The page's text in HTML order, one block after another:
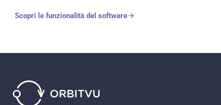
Scopri le funzionalità del software